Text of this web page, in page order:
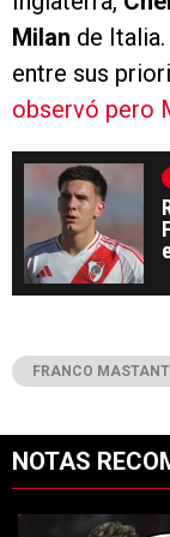
Milan de
entre sus
observó pero
FRANCO
NOTAS
Un artículo de